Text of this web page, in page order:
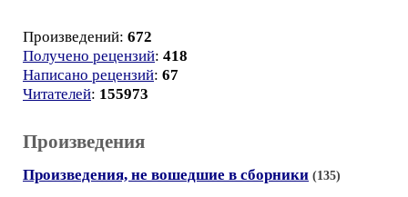
Произведений: 672
Получено рецензий: 418
Написано рецензий: 67
Читателей: 155973
Произведения
Произведения, не вошедшие в сборники (135)